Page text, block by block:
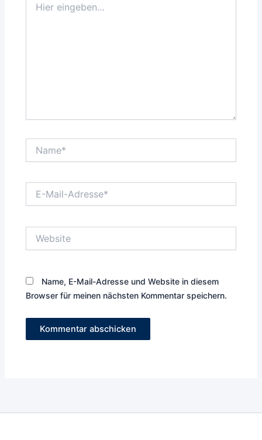
eingeben…
Mail-
Name, E-Mail-Adresse und Website in diesem
Browser für meinen nächsten Kommentar speichern.